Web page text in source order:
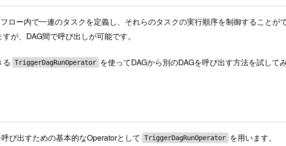
ロー内で一連のタスクを定義し、それらのタスクの実行順序を制御することが
が、DAG間で呼び出しが可能です。
る TriggerDagRunOperator を使ってDAGから別のDAGを呼び出す方法を試して
び出すための基本的なOperatorとして TriggerDagRunOperator
を用います。